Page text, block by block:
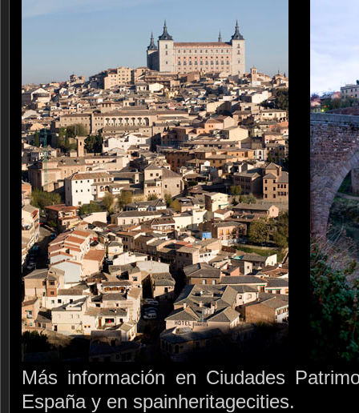
Más información en Ciudades
España y en spainheritagecities.